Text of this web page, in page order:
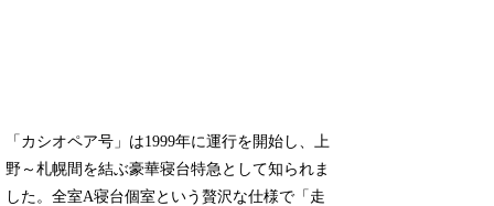
「カシオペア号」は1999年に運行を開始し、上
野～札幌間を結ぶ豪華寝台特急として知られま
した。全室A寝台個室という贅沢な仕様で「走